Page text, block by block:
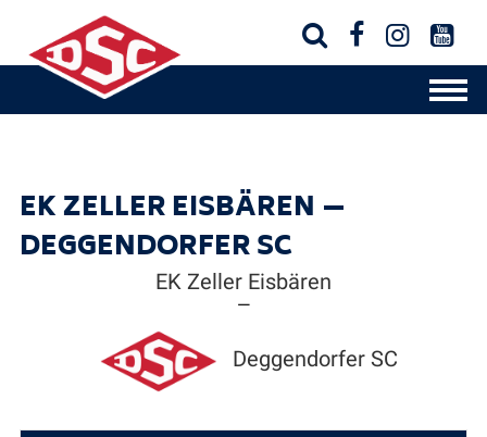
   
EK ZELLER EISBÄREN —
DEGGENDORFER SC
EK Zeller Eisbären
—
Deggendorfer SC